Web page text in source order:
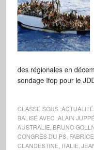
des régionales en
sondage Ifop pour le
CLASSÉ SOUS :
BALISÉ AVEC :ALAIN JUPPÉ
AUSTRALIE BRUNO
CONGRÈS DU PS,
CLANDESTINE ITALIE